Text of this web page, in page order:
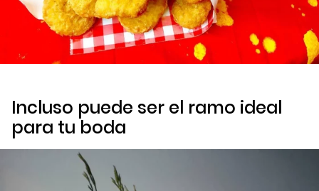
Incluso puede ser el ramo ideal
para tu boda